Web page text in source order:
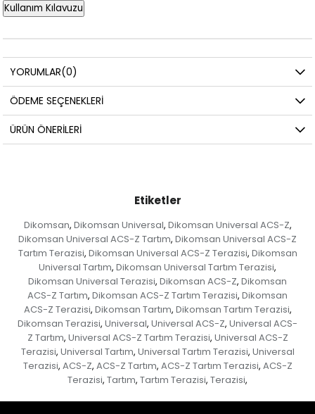
Kullanım Kılavuzu
YORUMLAR(0)
ÖDEME SEÇENEKLERI
ÜRÜN ÖNERILERI
Etiketler
Dikomsan, Dikomsan Universal, Dikomsan Universal ACS-Z,
Dikomsan Universal ACS-Z Tartım, Dikomsan Universal ACS-Z
Tartım Terazisi, Dikomsan Universal ACS-Z Terazisi, Dikomsan
Universal Tartım, Dikomsan Universal Tartım Terazisi,
Dikomsan Universal Terazisi, Dikomsan ACS-Z, Dikomsan
ACS-Z Tartım, Dikomsan ACS-Z Tartım Terazisi, Dikomsan
ACS-Z Terazisi, Dikomsan Tartım, Dikomsan Tartım Terazisi,
Dikomsan Terazisi, Universal, Universal ACS-Z, Universal ACS-
Z Tartım, Universal ACS-Z Tartım Terazisi, Universal ACS-Z
Terazisi, Universal Tartım, Universal Tartım Terazisi, Universal
Terazisi, ACS-Z, ACS-Z Tartım, ACS-Z Tartım Terazisi, ACS-Z
Terazisi, Tartım, Tartım Terazisi, Terazisi,